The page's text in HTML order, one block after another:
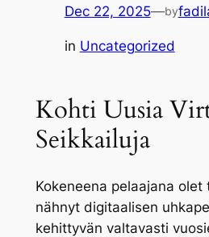
Dec 22, 2025—by
in Uncategorized
Kohti Uusia
Seikkailuja
Kokeneena pelaajana
nähnyt digitaalisen
kehittyvän valtavasti